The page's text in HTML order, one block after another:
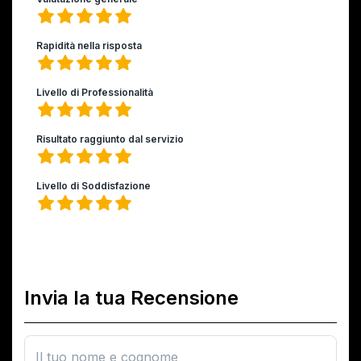
Rapidità nella risposta
Livello di Professionalità
Risultato raggiunto dal servizio
Livello di Soddisfazione
Invia la tua Recensione
Il tuo nome e cognome